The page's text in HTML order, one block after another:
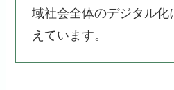
域社会全体のデジタル化
えています。